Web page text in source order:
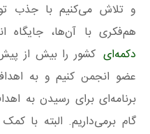
و تلاش می‌کنیم با جذب
هم‌فکری با آن‌ها،
دکمه‌ای کشور را بیش از پیش
عضو انجمن کنیم و به
برنامه‌ای برای رسیدن به
گام برمی‌داریم. البته با